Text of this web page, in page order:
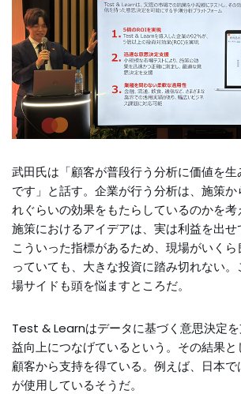
武田氏は「顧客が普段行う分析に価値を
です」と話す。企業が行う分析は、施策
れぐらいの効果をもたらしているのかを
施策におけるアイデアは、実は利益を出せ
こういった指標があるため、現場がいく
っていても、大きな投資に踏み切れない
場サイドも頭を悩ますところだ。
Test & Learnはデータに基づく意思決定
益向上につなげているという。その結果
顧客から支持を得ている。例えば、日本
が使用しているそうだ。